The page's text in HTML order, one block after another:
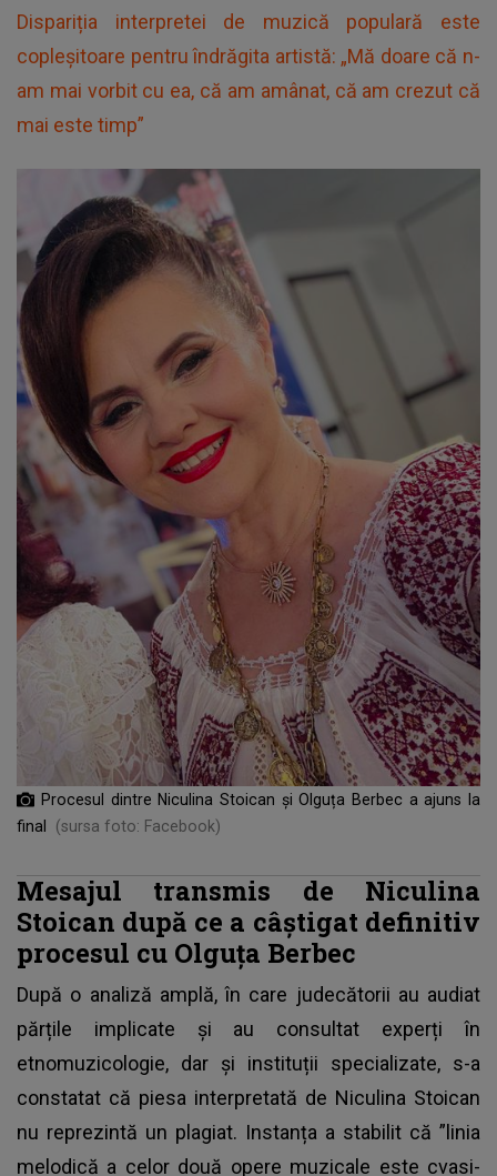
Dispariția interpretei de muzică populară este
copleșitoare pentru îndrăgita artistă: „Mă doare că n-
am mai vorbit cu ea, că am amânat, că am crezut că
mai este timp”
Procesul dintre Niculina Stoican și Olguța Berbec a ajuns la
final
(sursa foto: Facebook)
Mesajul transmis de Niculina
Stoican după ce a câștigat definitiv
procesul cu Olguța Berbec
După o analiză amplă, în care judecătorii au audiat
părțile implicate și au consultat experți în
etnomuzicologie, dar și instituții specializate, s-a
constatat că piesa interpretată de Niculina Stoican
nu reprezintă un plagiat. Instanța a stabilit că ”linia
melodică a celor două opere muzicale este cvasi-